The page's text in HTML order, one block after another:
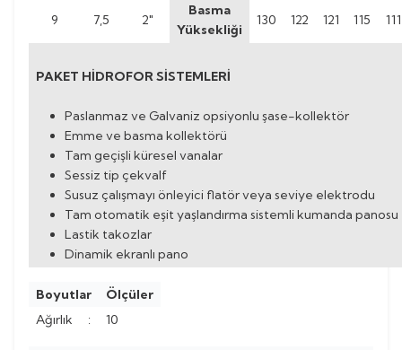
9 7,5 2"
Basma
Yüksekliği
130 122 121 115 111
PAKET HİDROFOR SİSTEMLERİ
Paslanmaz ve Galvaniz opsiyonlu şase-kollektör
Emme ve basma kollektörü
Tam geçişli küresel vanalar
Sessiz tip çekvalf
Susuz çalışmayı önleyici flatör veya seviye elektrodu
Tam otomatik eşit yaşlandırma sistemli kumanda panosu
Lastik takozlar
Dinamik ekranlı pano
Boyutlar
Ölçüler
Ağırlık
: 10